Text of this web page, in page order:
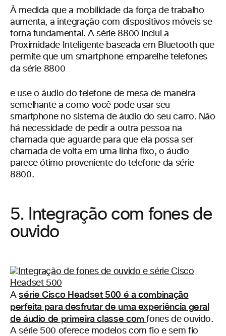
À medida que a mobilidade da força de trabalho
aumenta, a integração com dispositivos móveis se
torna fundamental. A série 8800 inclui a
Proximidade Inteligente baseada em Bluetooth que
permite que um smartphone emparelhe telefones
da série 8800
e use o áudio do telefone de mesa de maneira
semelhante a como você pode usar seu
smartphone no sistema de áudio do seu carro. Não
há necessidade de pedir a outra pessoa na
chamada que aguarde para que ela possa ser
chamada de volta em uma linha fixo, o áudio
parece ótimo proveniente do telefone da série
8800.
5. Integração com fones de
ouvido
Asérie Cisco Headset 500 é a combinação
perfeita para desfrutar de uma experiência geral
de áudio de primeira classe com fones de ouvido.
A série 500 oferece modelos com fio e sem fio